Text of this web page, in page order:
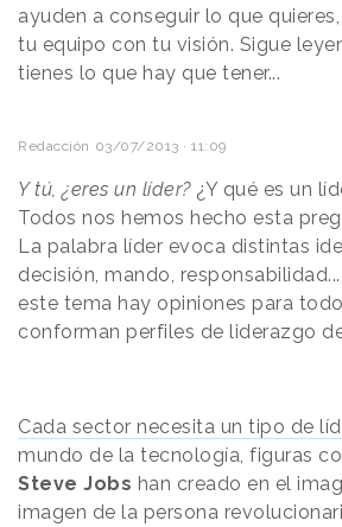
ayuden a conseguir lo que
tu equipo con tu visión. Sigue
tienes lo que hay que tener...
Redacción 03/07/2013 · 11:09
Y tú, ¿eres un líder?¿Y qué es un
Todos nos hemos hecho esta
La palabra líder evoca distintas
decisión, mando,
este tema hay opiniones para
conforman perfiles de liderazgo
Cada sector necesita un tipo de
mundo de la tecnología, figuras
Steve Jobs han creado en el
imagen de la persona